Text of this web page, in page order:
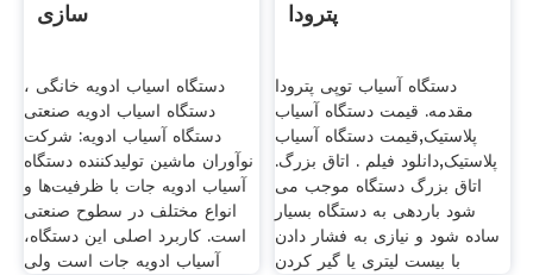
سازی
دستگاه اسیاب ادویه خانگی ،
دستگاه اسیاب ادویه صنعتی
دستگاه آسیاب ادویه: شرکت
نوآوران ماشین تولیدکننده دستگاه
آسیاب ادویه جات با ظرفیت‌ها و
انواع مختلف در سطوح صنعتی
است. کاربرد اصلی این دستگاه،
آسیاب ادویه جات است ولی
پترودا
دستگاه آسیاب توپی پترودا
مقدمه. قیمت دستگاه آسیاب
پلاستیک,قیمت دستگاه آسیاب
پلاستیک,دانلود فیلم . اتاق بزرگ.
اتاق بزرگ دستگاه موجب می
شود باردهی به دستگاه بسیار
ساده شود و نیازی به فشار دادن
با بیست لیتری یا گیر کردن